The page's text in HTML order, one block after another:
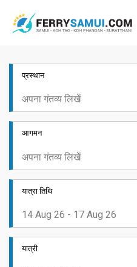
प्रस्थान
आगमन
यात्रा तिथि
यात्री